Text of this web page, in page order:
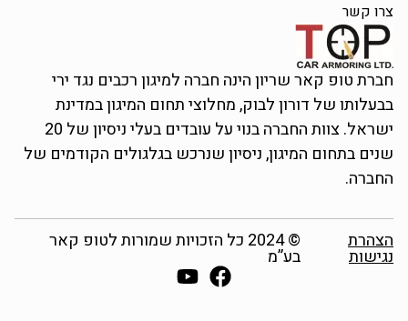
צרו קשר
חברת טופ קאר שריון הינה חברה למיגון רכבים נגד ירי
בבעלותו של דורון לבוק, מחלוצי תחום המיגון במדינת
ישראל. צוות החברה בנוי על עובדים בעלי ניסיון של 20
שנים בתחום המיגון, ניסיון שנרכש בגלגולים הקודמים של
החברה.
הצהרת
נגישות
© 2024 כל הזכויות שמורות לטופ קאר
בע”מ